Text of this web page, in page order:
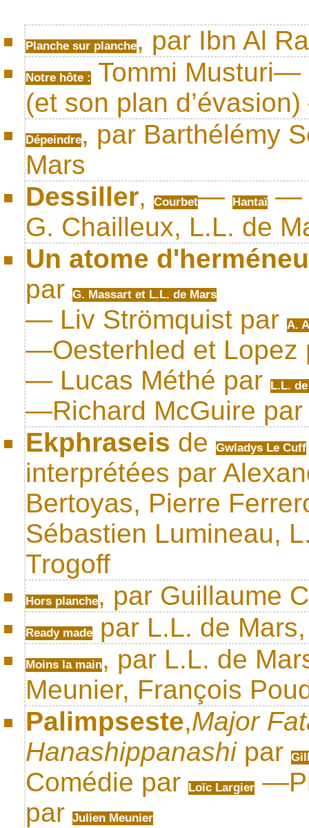
Planche sur planche, par Ibn Al
Notre hôte :
Tommi Musturi—
(et son plan
Dépeindre, par Barthélémy
Mars
Dessiller, Courbet— Hantaï —
G. Chailleux, L.L. de
Un atome
par G. Massart et L.L. de Mars
— Liv Strömquist par A.
—Oesterhled et
— Lucas Méthé par
L.L.
—Richard McGuire
Ekphraseis de Gwladys Le Cuff
interprétées par
Bertoyas, Pierre
Sébastien Lumineau,
Trogoff
Hors planche, par Guillaume
Ready made par L.L. de
Moins la main, par L.L. de
Meunier, François
Palimpseste,Major
Hanashippanashipar
Comédie par Loïc Largier
par Julien Meunier